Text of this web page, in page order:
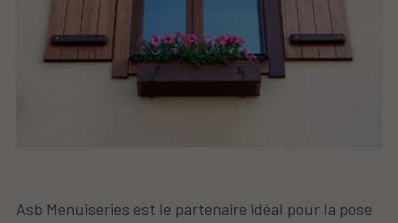
Asb Menuiseries est le partenaire idéal pour la pose